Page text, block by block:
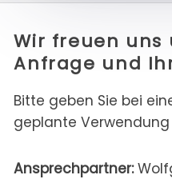
Wir freuen uns
Anfrage und
Bitte geben Sie bei
geplante Verwendung
Ansprechpartner: